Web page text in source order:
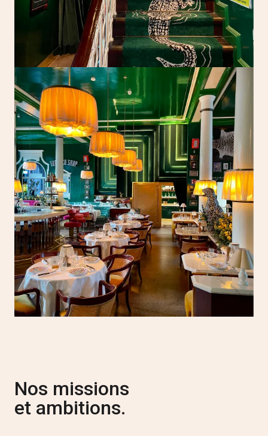
Nos missions
et ambitions.